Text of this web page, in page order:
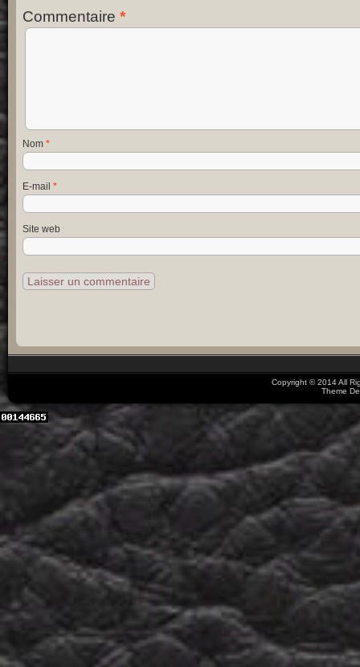
Commentaire *
Nom *
E-mail *
Site web
Copyright © 2014 All
Theme